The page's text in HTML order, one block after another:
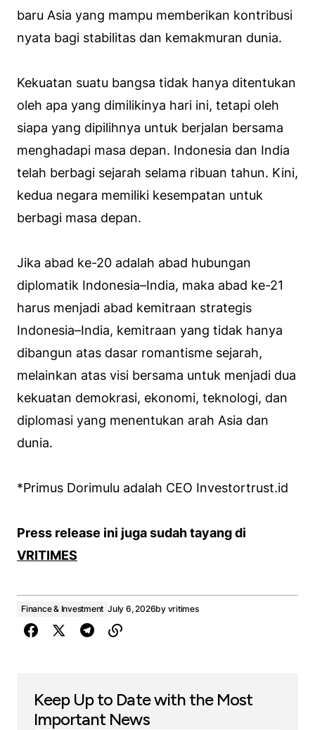
baru Asia yang mampu memberikan kontribusi
nyata bagi stabilitas dan kemakmuran dunia.
Kekuatan suatu bangsa tidak hanya ditentukan
oleh apa yang dimilikinya hari ini, tetapi oleh
siapa yang dipilihnya untuk berjalan bersama
menghadapi masa depan. Indonesia dan India
telah berbagi sejarah selama ribuan tahun. Kini,
kedua negara memiliki kesempatan untuk
berbagi masa depan.
Jika abad ke-20 adalah abad hubungan
diplomatik Indonesia–India, maka abad ke-21
harus menjadi abad kemitraan strategis
Indonesia–India, kemitraan yang tidak hanya
dibangun atas dasar romantisme sejarah,
melainkan atas visi bersama untuk menjadi dua
kekuatan demokrasi, ekonomi, teknologi, dan
diplomasi yang menentukan arah Asia dan
dunia.
*Primus Dorimulu adalah CEO Investortrust.id
Press release ini juga sudah tayang di
VRITIMES
Finance & Investment July 6, 2026by vritimes
Keep Up to Date with the Most
Important News